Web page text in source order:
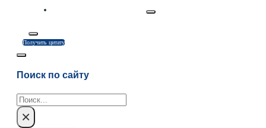
Получить цитату
Поиск по сайту
Поиск
×